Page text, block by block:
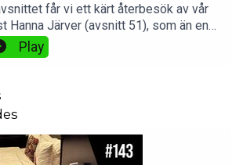
får vi ett kärt återbesök av vår
Hanna Järver (avsnitt 51), som än en
sig i studion för att prata igenom en
produktionr. Denna gång är det
Lite snack om hur Hanna angriper
i ännu ett album, syntar och om att
musiker!Vill man lyssna på albumet
det på Spotify här.Programledare:
och Magnus Lindberg.
Play